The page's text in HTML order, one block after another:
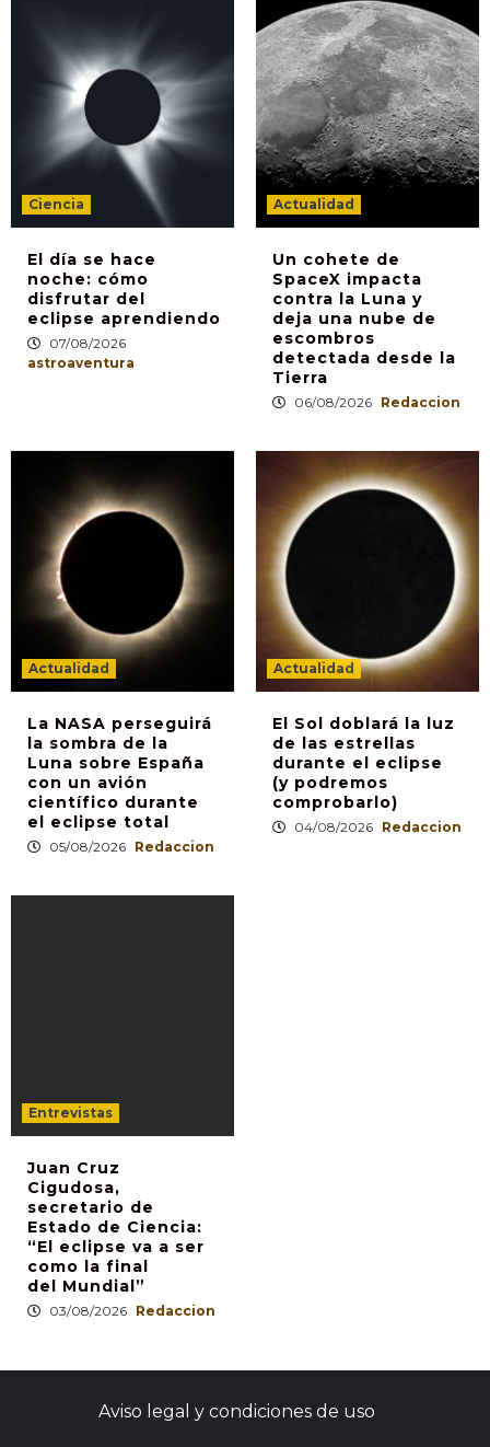
Ciencia
El día se hace
noche: cómo
disfrutar del
eclipse aprendiendo
07/08/2026
astroaventura
Actualidad
Un cohete de
SpaceX impacta
contra la Luna y
deja una nube de
escombros
detectada desde la
Tierra
06/08/2026 Redaccion
Actualidad
La NASA perseguirá
la sombra de la
Luna sobre España
con un avión
científico durante
el eclipse total
05/08/2026 Redaccion
Actualidad
El Sol doblará la luz
de las estrellas
durante el eclipse
(y podremos
comprobarlo)
04/08/2026 Redaccion
Entrevistas
Juan Cruz
Cigudosa,
secretario de
Estado de Ciencia:
“El eclipse va a ser
como la final
del Mundial”
03/08/2026 Redaccion
Aviso legal y condiciones de uso